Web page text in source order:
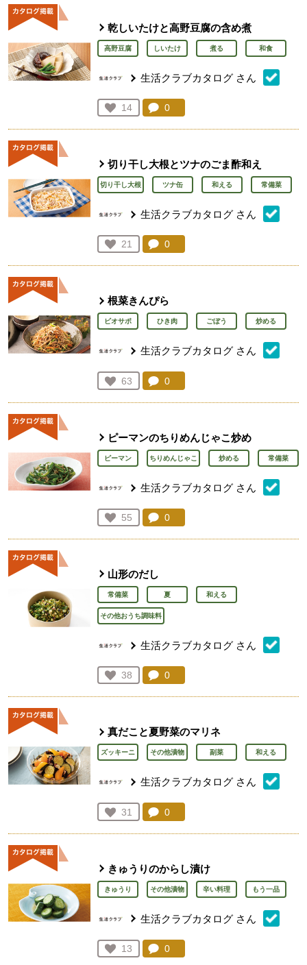
乾しいたけと高野豆腐の含め煮
高野豆腐 しいたけ 煮る 和食
生活クラブカタログ さん
お気に入り登録：
14
人が登録
コメント：
0
切り干し大根とツナのごま酢和え
切り干し大根 ツナ缶 和える 常備菜
生活クラブカタログ さん
お気に入り登録：
21
人が登録
コメント：
0
根菜きんぴら
ビオサポ ひき肉 ごぼう 炒める
生活クラブカタログ さん
お気に入り登録：
63
人が登録
コメント：
0
ピーマンのちりめんじゃこ炒め
ピーマン ちりめんじゃこ 炒める 常備菜
生活クラブカタログ さん
お気に入り登録：
55
人が登録
コメント：
0
山形のだし
常備菜 夏 和える
その他おうち調味料
生活クラブカタログ さん
お気に入り登録：
38
人が登録
コメント：
0
真だこと夏野菜のマリネ
ズッキーニ その他漬物 副菜 和える
生活クラブカタログ さん
お気に入り登録：
31
人が登録
コメント：
0
きゅうりのからし漬け
きゅうり その他漬物 辛い料理 もう一品
生活クラブカタログ さん
お気に入り登録：
13
人が登録
コメント：
0